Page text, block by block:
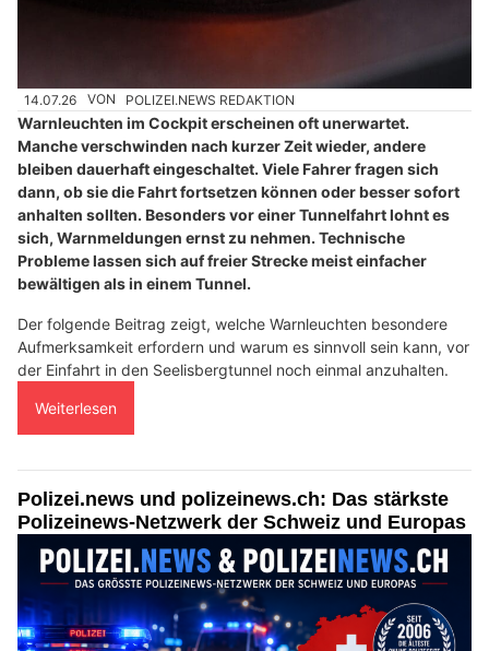
14.07.26 VON POLIZEI.NEWS REDAKTION
Warnleuchten im Cockpit erscheinen oft unerwartet.
Manche verschwinden nach kurzer Zeit wieder, andere
bleiben dauerhaft eingeschaltet. Viele Fahrer fragen sich
dann, ob sie die Fahrt fortsetzen können oder besser sofort
anhalten sollten. Besonders vor einer Tunnelfahrt lohnt es
sich, Warnmeldungen ernst zu nehmen. Technische
Probleme lassen sich auf freier Strecke meist einfacher
bewältigen als in einem Tunnel.
Der folgende Beitrag zeigt, welche Warnleuchten besondere
Aufmerksamkeit erfordern und warum es sinnvoll sein kann, vor
der Einfahrt in den Seelisbergtunnel noch einmal anzuhalten.
Weiterlesen
Polizei.news und polizeinews.ch: Das stärkste
Polizeinews-Netzwerk der Schweiz und Europas